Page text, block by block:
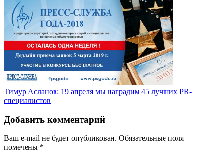
Тимур Асланов: 19 апреля мы наградим 45 лучших PR-
специалистов
Добавить комментарий
Ваш e-mail не будет опубликован. Обязательные поля
помечены *